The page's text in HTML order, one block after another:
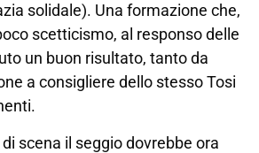
solidale). Una formazione che,
scetticismo, al responso delle
un buon risultato, tanto da
a consigliere dello stesso Tosi
scena il seggio dovrebbe ora